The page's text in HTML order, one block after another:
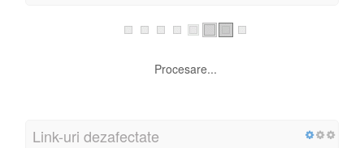
Procesare...
Link-uri dezafectate